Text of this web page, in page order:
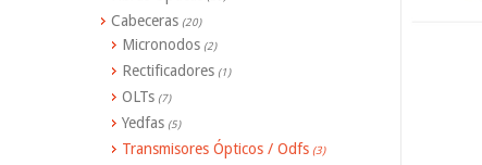
Cabeceras (20)
Micronodos (2)
Rectificadores (1)
OLTs (7)
Yedfas (5)
Transmisores Ópticos / Odfs (3)